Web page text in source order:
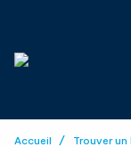
Accueil Trouver un